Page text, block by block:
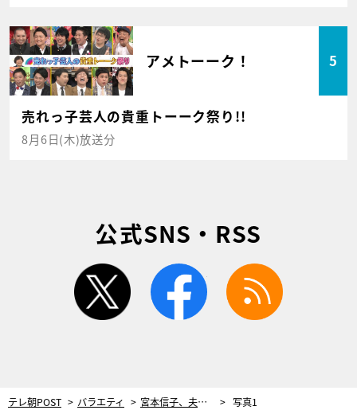
アメトーーク！ 5
売れっ子芸人の貴重トーーク祭り!!
8月6日(木)放送分
公式SNS・RSS
twitter facebook
テレ朝POST バラエティ 宮本信子、夫・伊丹十三さんの写真に「ごめんなさいね」と声をかけ…“湯河原の家”を大掃除 写真1